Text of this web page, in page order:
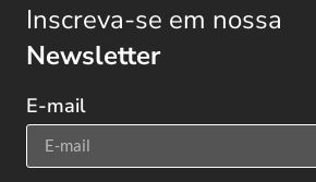
Inscreva-se em nossa
Newsletter
E-mail